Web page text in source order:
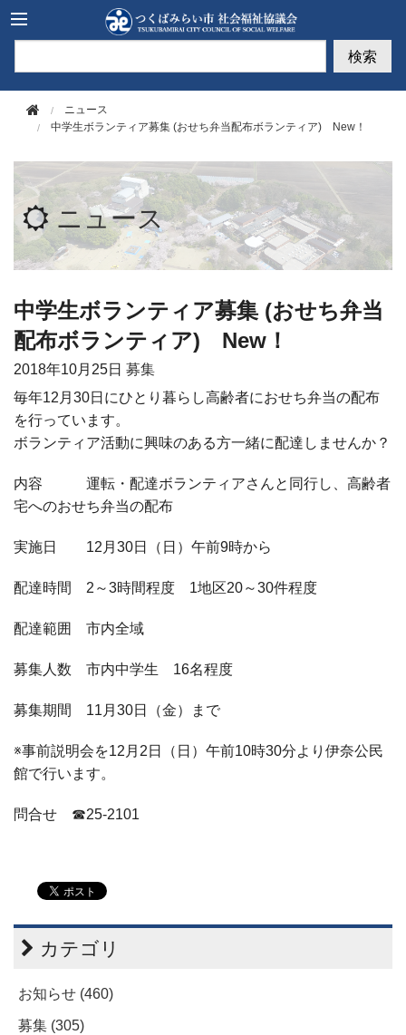
検索
ニュース
中学生ボランティア募集 (おせち弁当配布ボランティア) New！
ニュース
中学生ボランティア募集 (おせち弁当
配布ボランティア) New！
2018年10月25日 募集
毎年12月30日にひとり暮らし高齢者におせち弁当の配布
を行っています。
ボランティア活動に興味のある方一緒に配達しませんか？
内容 運転・配達ボランティアさんと同行し、高齢者
宅へのおせち弁当の配布
実施日 12月30日（日）午前9時から
配達時間 2～3時間程度 1地区20～30件程度
配達範囲 市内全域
募集人数 市内中学生 16名程度
募集期間 11月30日（金）まで
※事前説明会を12月2日（日）午前10時30分より伊奈公民
館で行います。
問合せ ☎25-2101
カテゴリ
お知らせ (460)
募集 (305)